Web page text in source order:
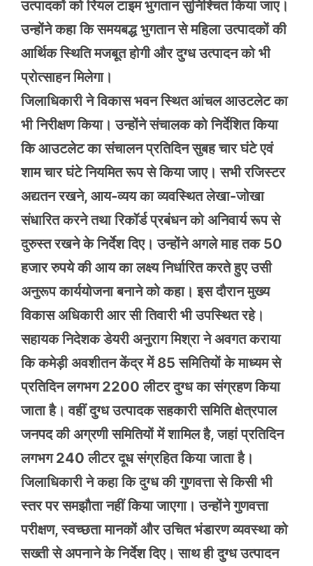
उत्पादकों को रियल टाइम भुगतान सुनिश्चित किया जाए।
उन्होंने कहा कि समयबद्ध भुगतान से महिला उत्पादकों की
आर्थिक स्थिति मजबूत होगी और दुग्ध उत्पादन को भी
प्रोत्साहन मिलेगा।
जिलाधिकारी ने विकास भवन स्थित आंचल आउटलेट का
भी निरीक्षण किया। उन्होंने संचालक को निर्देशित किया
कि आउटलेट का संचालन प्रतिदिन सुबह चार घंटे एवं
शाम चार घंटे नियमित रूप से किया जाए। सभी रजिस्टर
अद्यतन रखने, आय-व्यय का व्यवस्थित लेखा-जोखा
संधारित करने तथा रिकॉर्ड प्रबंधन को अनिवार्य रूप से
दुरुस्त रखने के निर्देश दिए। उन्होंने अगले माह तक 50
हजार रुपये की आय का लक्ष्य निर्धारित करते हुए उसी
अनुरूप कार्ययोजना बनाने को कहा। इस दौरान मुख्य
विकास अधिकारी आर सी तिवारी भी उपस्थित रहे।
सहायक निदेशक डेयरी अनुराग मिश्रा ने अवगत कराया
कि कमेड़ी अवशीतन केंद्र में 85 समितियों के माध्यम से
प्रतिदिन लगभग 2200 लीटर दुग्ध का संग्रहण किया
जाता है। वहीं दुग्ध उत्पादक सहकारी समिति क्षेत्रपाल
जनपद की अग्रणी समितियों में शामिल है, जहां प्रतिदिन
लगभग 240 लीटर दूध संग्रहित किया जाता है।
जिलाधिकारी ने कहा कि दुग्ध की गुणवत्ता से किसी भी
स्तर पर समझौता नहीं किया जाएगा। उन्होंने गुणवत्ता
परीक्षण, स्वच्छता मानकों और उचित भंडारण व्यवस्था को
सख्ती से अपनाने के निर्देश दिए। साथ ही दुग्ध उत्पादन